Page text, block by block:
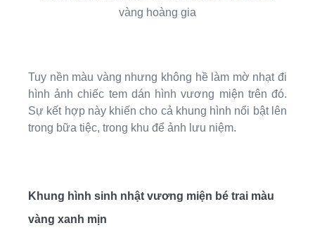
vàng hoàng gia
Tuy nền màu vàng nhưng không hề làm mờ nhạt đi
hình ảnh chiếc tem dán hình vương miện trên đó.
Sự kết hợp này khiến cho cả khung hình nổi bật lên
trong bữa tiệc, trong khu để ảnh lưu niệm.
Khung hình sinh nhật vương miện bé trai màu
vàng xanh mịn